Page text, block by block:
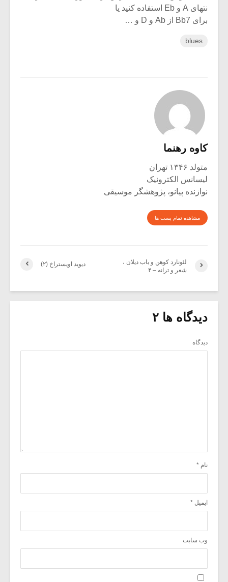
نتهای A و Eb استفاده کنید یا
برای Bb7 از Ab و D و …
blues
کاوه رهنما
متولد ۱۳۴۶ تهران
لیسانس الکترونیک
نوازنده پیانو، پژوهشگر موسیقی
مشاهده تمام پست ها
دیوید اویستراخ (۲)
لئونارد کوهن و باب دیلان ،
شعر و ترانه – ۴
دیدگاه ها ۲
دیدگاه
نام *
ایمیل *
وب‌ سایت